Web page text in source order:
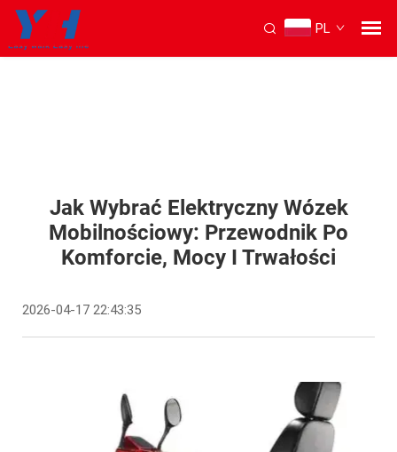
PL
Jak Wybrać Elektryczny Wózek
Mobilnościowy: Przewodnik Po
Komforcie, Mocy I Trwałości
2026-04-17 22:43:35